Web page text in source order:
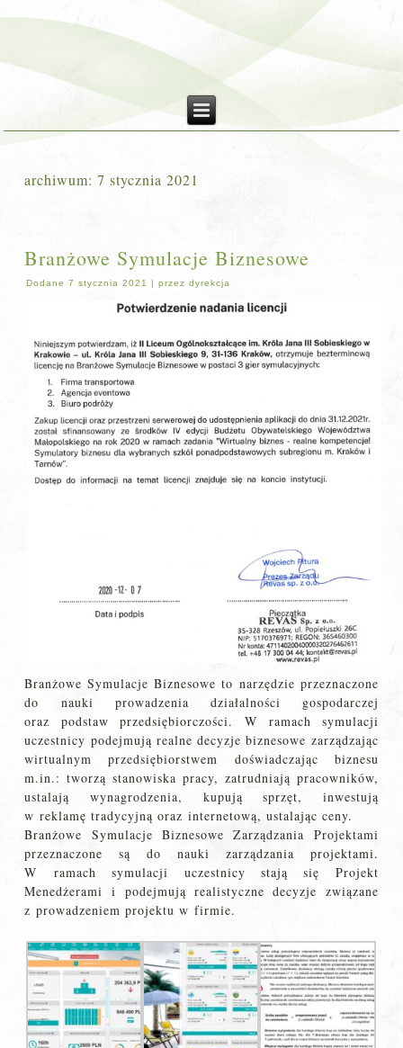
archiwum:7 stycznia 2021
Branżowe Symulacje Biznesowe
Dodane 7 stycznia 2021 |przez dyrekcja
Branżowe Symulacje Biznesowe to narzędzie przeznaczone
do nauki prowadzenia działalności gospodarczej
oraz podstaw przedsiębiorczości. W ramach symulacji
uczestnicy podejmują realne decyzje biznesowe zarządzając
wirtualnym przedsiębiorstwem doświadczając biznesu
m.in.: tworzą stanowiska pracy, zatrudniają pracowników,
ustalają wynagrodzenia, kupują sprzęt, inwestują
w reklamę tradycyjną oraz internetową, ustalając ceny.
Branżowe Symulacje Biznesowe Zarządzania Projektami
przeznaczone są do nauki zarządzania projektami.
W ramach symulacji uczestnicy stają się Projekt
Menedżerami i podejmują realistyczne decyzje związane
z prowadzeniem projektu w firmie.